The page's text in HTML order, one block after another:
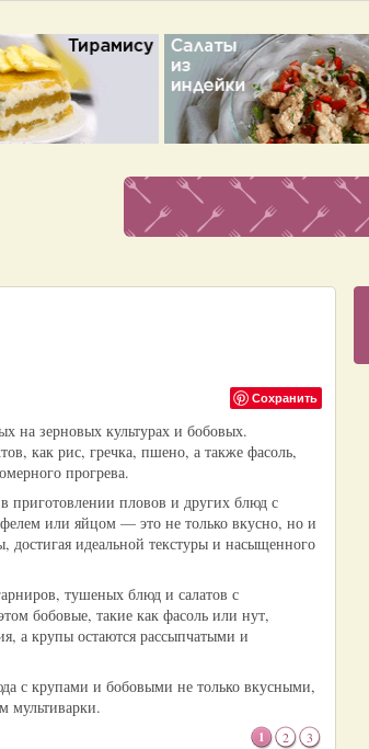
Сохранить
на зерновых культурах и бобовых.
как рис, гречка, пшено, а также фасоль,
прогрева.
приготовлении пловов и других блюд с
или яйцом — это не только вкусно, но и
достигая идеальной текстуры и насыщенного
тушеных блюд и салатов с
бобовые, такие как фасоль или нут,
а крупы остаются рассыпчатыми и
с крупами и бобовыми не только вкусными,
мультиварки.
1 2 3